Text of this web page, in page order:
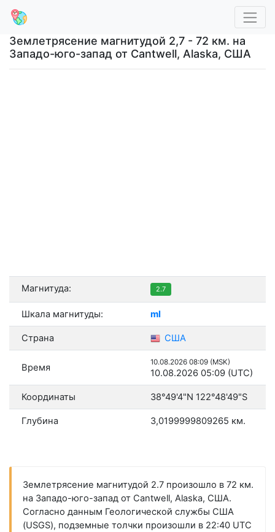
Землетрясение магнитудой 2,7 - 72 км. на
Западо-юго-запад от Cantwell, Alaska, США
Магнитуда: 2.7
Шкала магнитуды: ml
Страна США
Время 10.08.2026 08:09 (MSK)
10.08.2026 05:09 (UTC)
Координаты 38°49'4"N 122°48'49"S
Глубина 3,0199999809265 км.
Землетрясение магнитудой 2.7 произошло в 72 км.
на Западо-юго-запад от Cantwell, Alaska, США.
Согласно данным Геологической службы США
(USGS), подземные толчки произошли в 22:40 UTC